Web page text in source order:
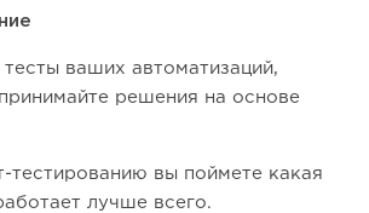
ваших автоматизаций,
решения на основе
тестированию вы поймете какая
лучше всего.